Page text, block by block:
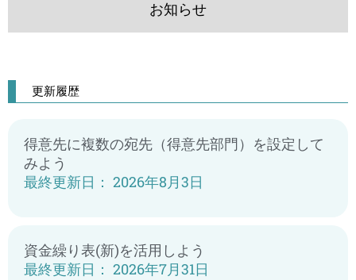
お知らせ
更新履歴
得意先に複数の宛先（得意先部門）を設定して
みよう
2026年8月3日
資金繰り表(新)を活用しよう
2026年7月31日